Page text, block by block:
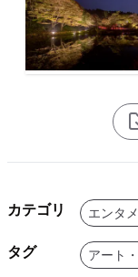
カテゴリ エンタ
タグ アート